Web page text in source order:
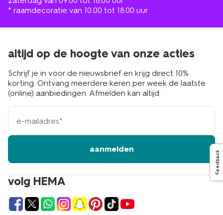
* raamdecoratie van 10.00 tot 18.00 uur
volg HEMA
altijd op de hoogte van onze acties
Schrijf je in voor de nieuwsbrief en krijg direct 10%
korting. Ontvang meerdere keren per week de laatste
(online) aanbiedingen. Afmelden kan altijd.
e-
mailadres
aanmelden
Feedback